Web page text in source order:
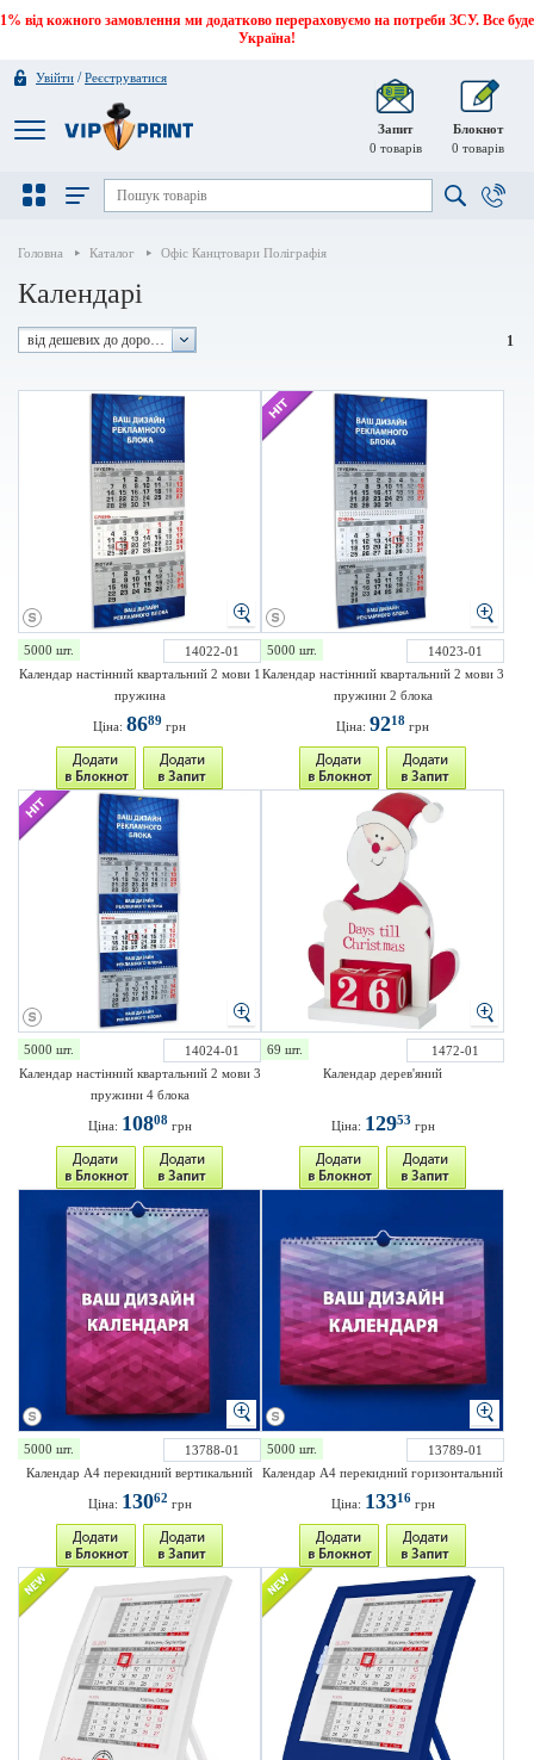
1% від кожного замовлення ми додатково перераховуємо на потреби ЗСУ. Все буде
Україна!
Увійти /Реєструватися
Запит
0 товарів
Блокнот
0 товарів
Головна Каталог Офіс Канцтовари Поліграфія
Календарі
від дешевих до дорогих 1
5000 шт.
14022-01
Календар настінний квартальний 2 мови 1
пружина
Ціна: 8689 грн
5000 шт.
14023-01
Календар настінний квартальний 2 мови 3
пружини 2 блока
Ціна: 9218 грн
5000 шт.
14024-01
Календар настінний квартальний 2 мови 3
пружини 4 блока
Ціна: 10808грн
69 шт.
1472-01
Календар дерев'яний
Ціна: 12953 грн
5000 шт.
13788-01
Календар А4 перекидний вертикальний
Ціна: 13062 грн
5000 шт.
13789-01
Календар А4 перекидний горизонтальний
Ціна: 13316грн